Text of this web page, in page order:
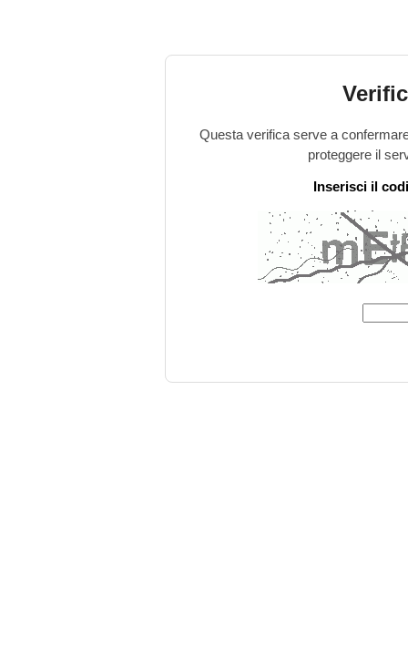
Questa verifica serve a
proteggere il
Inserisci il